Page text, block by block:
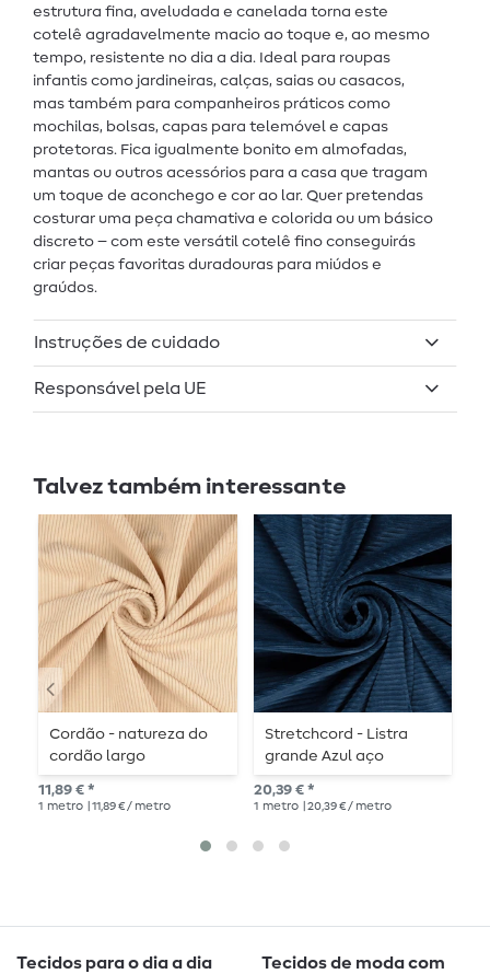
estrutura fina, aveludada e canelada torna este
cotelê agradavelmente macio ao toque e, ao mesmo
tempo, resistente no dia a dia. Ideal para roupas
infantis como jardineiras, calças, saias ou casacos,
mas também para companheiros práticos como
mochilas, bolsas, capas para telemóvel e capas
protetoras. Fica igualmente bonito em almofadas,
mantas ou outros acessórios para a casa que tragam
um toque de aconchego e cor ao lar. Quer pretendas
costurar uma peça chamativa e colorida ou um básico
discreto – com este versátil cotelê fino conseguirás
criar peças favoritas duradouras para miúdos e
graúdos.
Instruções de cuidado
Responsável pela UE
Talvez também interessante
Cordão - natureza do
cordão largo
11,89 € *
1 metro | 11,89 € / metro
Stretchcord - Listra
grande Azul aço
20,39 € *
1 metro | 20,39 € / metro
Tecidos para o dia a dia
Tecidos de moda com